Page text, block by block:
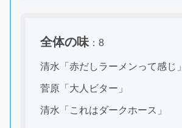
全体の味 ：8
清水「赤だしラーメンって感じ」
菅原「大人ビター」
清水「これはダークホース」